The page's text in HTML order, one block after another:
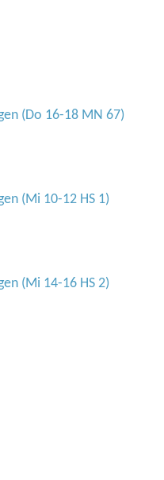
(Do 16-18 MN 67)
(Mi 10-12 HS 1)
(Mi 14-16 HS 2)